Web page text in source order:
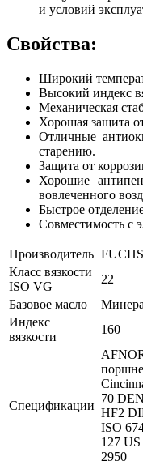
и условий
Свойства:
Широкий
Высокий индекс
Механическая
Хорошая защита
Отличные
старению.
Защита от
Хорошие
вовлеченного
Быстрое
Совместимость с
Производитель FUCHS
Класс вязкости
ISO VG
22
Базовое масло
Индекс
вязкости
160
Спецификации
70
HF2
ISO
127 US
2950